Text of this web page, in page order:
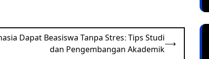
Dapat Beasiswa Tanpa Stres: Tips Studi
dan Pengembangan Akademik⟶